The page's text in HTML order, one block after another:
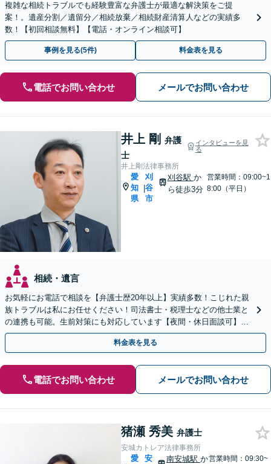
複雑な相続トラブルでも経験豊富な弁護士が最適な解決策をご提
案！。遺産分割／遺留分／相続放棄／相続財産清算人などの実績多
数！【初回相談無料】【電話・オンライン相談可】
事例を見る(5件) 料金表を見る
電話でお問い合わせ メールでお問い合わせ
井上 剛 弁護
士
インタビューを見
る
井上剛法律事務所
愛
知
県
|
刈
谷
市
刈谷駅 か
ら徒歩3分
営業時間：09:00~1
8:00（平日）
相続・遺言
お気軽にお電話で相談を【弁護士歴20年以上】実績多数！こじれた親
族トラブルは私にお任せください！司法書士・税理士などの他士業と
の連携も可能。生前対策にも対応しています【夜間・休日面談可】
【完全個室・秘密厳守】
料金表を見る
電話でお問い合わせ メールでお問い合わせ
猪瀬 秀美 弁護士
安城カトレア法律事務所
愛
安
南安城駅 か営業時間：09:30~